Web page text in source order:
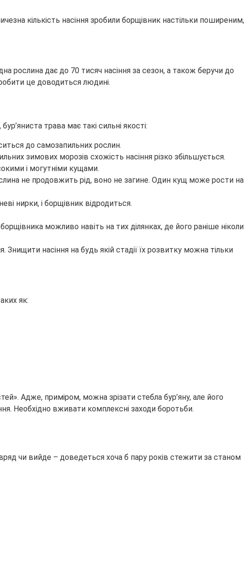
кількість насіння зробили борщівник настільки поширеним,
рослина дає до 70 тисяч насіння за сезон, а також беручи до
це доводиться людині.
трава має такі сильні якості:
до самозапильних рослин.
зимових морозів схожість насіння різко збільшується.
і могутніми кущами.
не продовжить рід, воно не загине. Один кущ може рости на
нирки, і борщівник відродиться.
можливо навіть на тих ділянках, де його раніше ніколи
Знищити насіння на будь якій стадії їх розвитку можна тільки
як:
Адже, приміром, можна зрізати стебла бур’яну, але його
Необхідно вживати комплексні заходи боротьби.
чи вийде – доведеться хоча б пару років стежити за станом